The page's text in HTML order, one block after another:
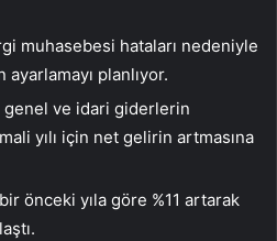
muhasebesi hataları nedeniyle
planlıyor.
ve idari giderlerin
yılı için net gelirin artmasına
önceki yıla göre %11 artarak